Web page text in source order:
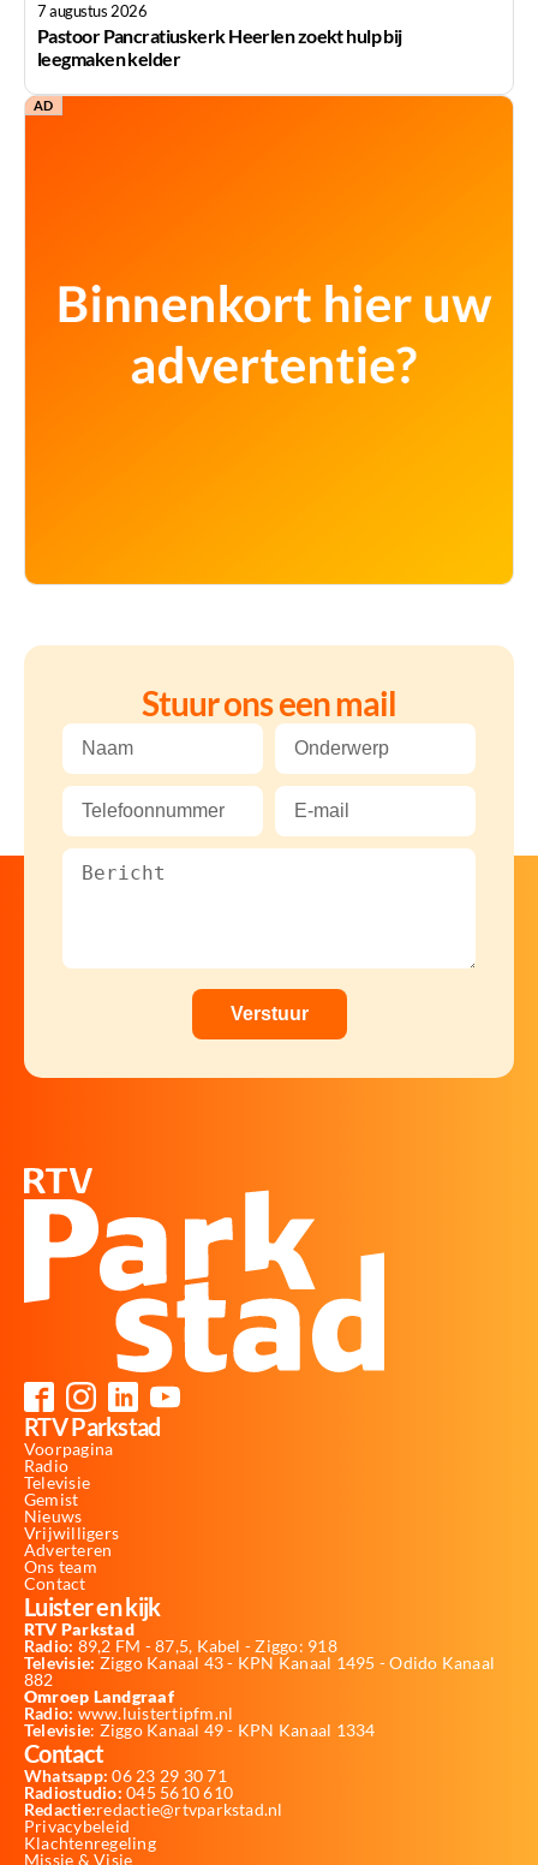
7 augustus 2026
Pastoor Pancratiuskerk Heerlen zoekt hulp bij
leegmaken kelder
AD
Stuur ons een mail
RTV Parkstad
Voorpagina
Radio
Televisie
Gemist
Nieuws
Vrijwilligers
Adverteren
Ons team
Contact
Luister en kijk
RTV Parkstad
Radio: 89,2 FM - 87,5, Kabel - Ziggo: 918
Televisie: Ziggo Kanaal 43 - KPN Kanaal 1495 - Odido Kanaal
882
Omroep Landgraaf
Radio: www.luistertipfm.nl
Televisie: Ziggo Kanaal 49 - KPN Kanaal 1334
Contact
Whatsapp: 06 23 29 30 71
Radiostudio: 045 5610 610
Redactie:redactie@rtvparkstad.nl
Privacybeleid
Klachtenregeling
Missie & Visie